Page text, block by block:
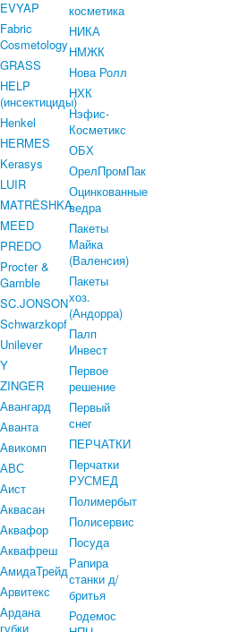
EVYAP
Fabric
Cosmetology
GRASS
HELP
(инсектициды)
Henkel
HERMES
Kerasys
LUIR
MATRЁSHKA
MEED
PREDO
Procter &
Gamble
SC.JONSON
Schwarzkopf
Unilever
Y
ZINGER
Авангард
Аванта
Авикомп
АВС
Аист
Аквасан
Аквафор
Аквафреш
АмидаТрейд
Арвитекс
Ардана
губки
косметика
НИКА
НМЖК
Нова Ролл
НХК
Нэфис-
Косметикс
ОБХ
ОрелПромПак
Оцинкованные
ведра
Пакеты
Майка
(Валенсия)
Пакеты
хоз.
(Андорра)
Палп
Инвест
Первое
решение
Первый
снег
ПЕРЧАТКИ
Перчатки
РУСМЕД
Полимербыт
Полисервис
Посуда
Рапира
станки д/
бритья
Родемос